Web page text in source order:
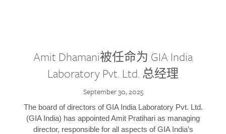
Amit Dhamani被任命为 GIA India
Laboratory Pvt. Ltd. 总经理
September 30, 2025
The board of directors of GIA India Laboratory Pvt. Ltd.
(GIA India) has appointed Amit Pratihari as managing
director, responsible for all aspects of GIA India’s